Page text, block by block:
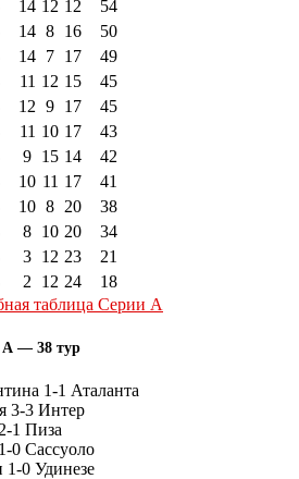
14 12 12
54
14 8 16
50
14 7 17
49
11 12 15
45
12 9 17
45
11 10 17
43
9 15 14
42
10 11 17
41
10 8 20
38
8 10 20
34
3 12 23
21
2 12 24
18
таблица Серии А
А — 38 тур
1-1 Аталанта
3-3 Интер
1 Пиза
0 Сассуоло
1-0 Удинезе